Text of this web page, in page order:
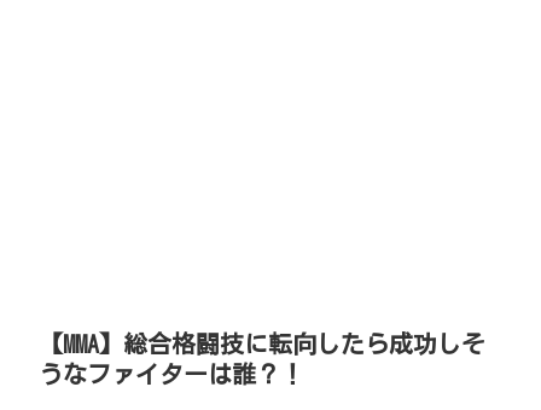
【MMA】総合格闘技に転向したら成功しそ
うなファイターは誰？！